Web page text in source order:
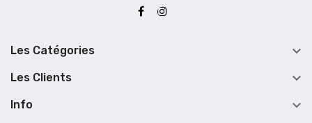
Les Catégories 
Les Clients 
Info 